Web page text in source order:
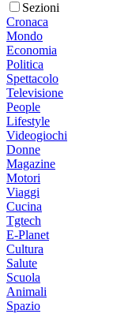
Sezioni
Cronaca
Mondo
Economia
Politica
Spettacolo
Televisione
People
Lifestyle
Videogiochi
Donne
Magazine
Motori
Viaggi
Cucina
Tgtech
E-Planet
Cultura
Salute
Scuola
Animali
Spazio